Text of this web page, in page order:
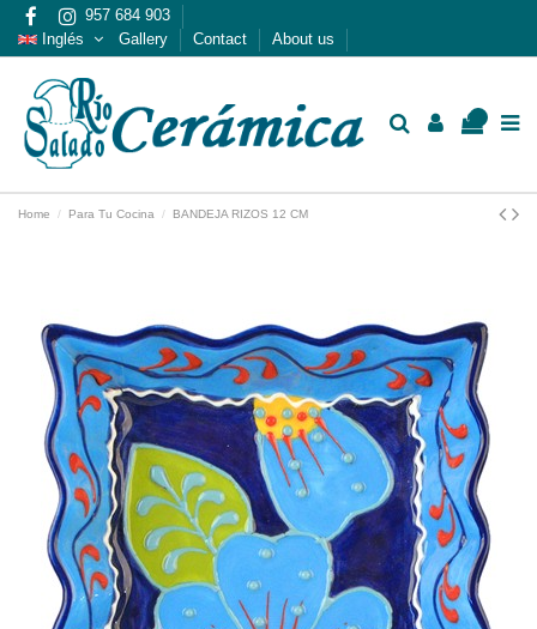
957 684 903
Inglés
Gallery Contact About us
Home Para Tu Cocina BANDEJA RIZOS 12 CM